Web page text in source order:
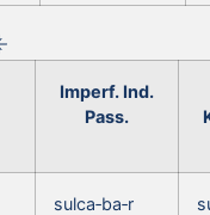
Imperf. Ind.
Pass.
sulca‑ba‑r